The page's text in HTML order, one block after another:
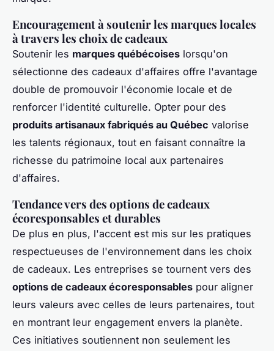
Encouragement à soutenir les marques locales
à travers les choix de cadeaux
Soutenir les marques québécoises lorsqu'on
sélectionne des cadeaux d'affaires offre l'avantage
double de promouvoir l'économie locale et de
renforcer l'identité culturelle. Opter pour des
produits artisanaux fabriqués au Québec valorise
les talents régionaux, tout en faisant connaître la
richesse du patrimoine local aux partenaires
d'affaires.
Tendance vers des options de cadeaux
écoresponsables et durables
De plus en plus, l'accent est mis sur les pratiques
respectueuses de l'environnement dans les choix
de cadeaux. Les entreprises se tournent vers des
options de cadeaux écoresponsables pour aligner
leurs valeurs avec celles de leurs partenaires, tout
en montrant leur engagement envers la planète.
Ces initiatives soutiennent non seulement les